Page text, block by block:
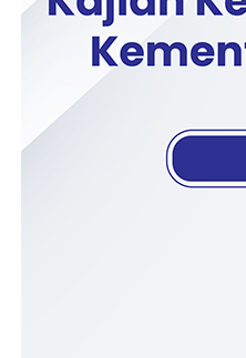
Anwar Ibrahim yang